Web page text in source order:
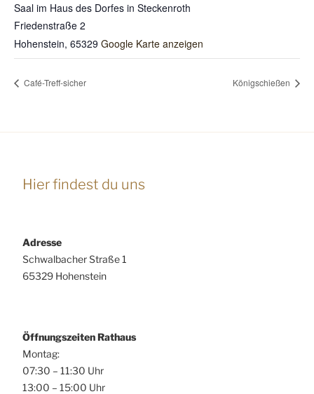
Saal im Haus des Dorfes in Steckenroth
Friedenstraße 2
Hohenstein, 65329 Google Karte anzeigen
Café-Treff-sicher Königschießen
Hier findest du uns
Adresse
Schwalbacher Straße 1
65329 Hohenstein
Öffnungszeiten Rathaus
Montag:
07:30 – 11:30 Uhr
13:00 – 15:00 Uhr